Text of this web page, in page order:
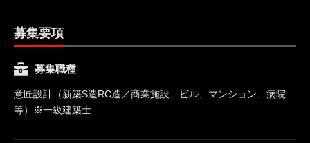
募集要項
募集職種
意匠設計（新築S造RC造／商業施設、ビル、マンション、病院
等）※一級建築士